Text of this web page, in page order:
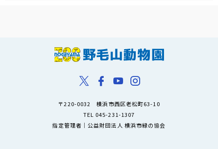
〒220-0032 横浜市西区老松町63-10
TEL 045-231-1307
指定管理者｜公益財団法人 横浜市緑の協会